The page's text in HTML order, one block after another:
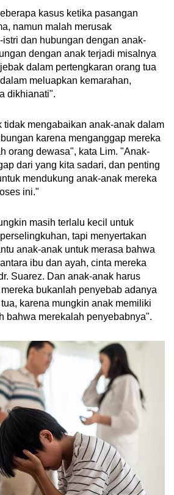
kasus ketika pasangan
namun malah merusak
dan hubungan dengan anak-
dengan anak terjadi misalnya
dalam pertengkaran orang tua
meluapkan kemarahan,
dikhianati".
tidak mengabaikan anak-anak dalam
karena menganggap mereka
orang dewasa", kata Lim. "Anak-
dari yang kita sadari, dan penting
mendukung anak-anak mereka
ini."
masih terlalu kecil untuk
tapi menyertakan
anak-anak untuk merasa bahwa
ibu dan ayah, cinta mereka
Suarez. Dan anak-anak harus
bukanlah penyebab adanya
karena mungkin anak memiliki
bahwa merekalah penyebabnya".